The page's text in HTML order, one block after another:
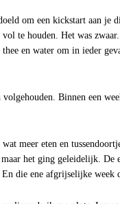
om een kickstart aan je
te houden. Het was
en water om in ieder
Binnen een
wat meer eten en
het ging geleidelijk. De
die ene afgrijselijke week